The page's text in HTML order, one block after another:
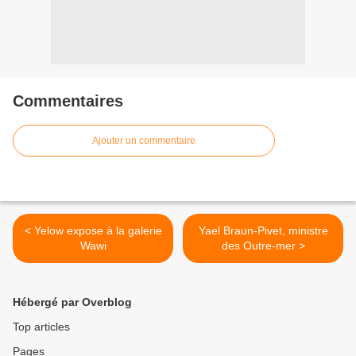
Commentaires
Ajouter un commentaire
< Yelow expose à la galerie
Wawi
Yael Braun-Pivet, ministre
des Outre-mer >
Hébergé par Overblog
Top articles
Pages